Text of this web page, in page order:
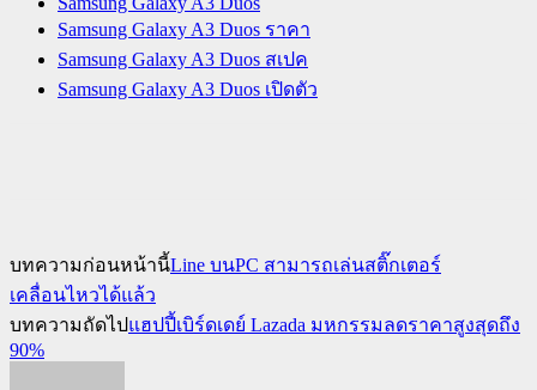
Samsung Galaxy A3 Duos ราคา
Samsung Galaxy A3 Duos สเปค
Samsung Galaxy A3 Duos เปิดตัว
บทความก่อนหน้านี้Line บนPC สามารถเล่นสติ๊กเตอร์
เคลื่อนไหวได้แล้ว
บทความถัดไปแฮปปี้เบิร์ดเดย์ Lazada มหกรรมลดราคาสูงสุดถึง
90%